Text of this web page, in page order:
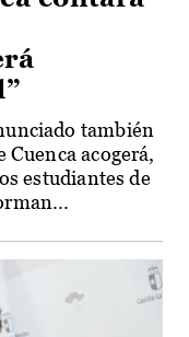
también
acogerá,
estudiantes de